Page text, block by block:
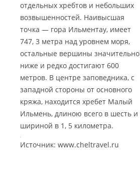
отдельных хребтов и небольших
возвышенностей. Наивысшая
точка — гора Ильментау, имеет
747, 3 метра над уровнем моря,
остальные вершины значительно
ниже и редко достигают 600
метров. В центре заповедника, с
западной стороны от основного
кряжа, находится хребет Малый
Ильмень, длиною всего в шесть и
шириной в 1, 5 километра.
Источник: www.cheltravel.ru